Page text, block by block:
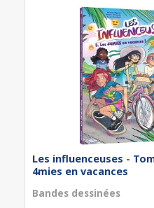
Les influenceuses -
4mies en vacances
Bandes dessinées